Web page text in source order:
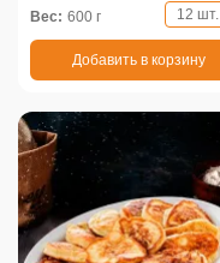
Вес: 600 г 12 шт.
Добавить в корзину